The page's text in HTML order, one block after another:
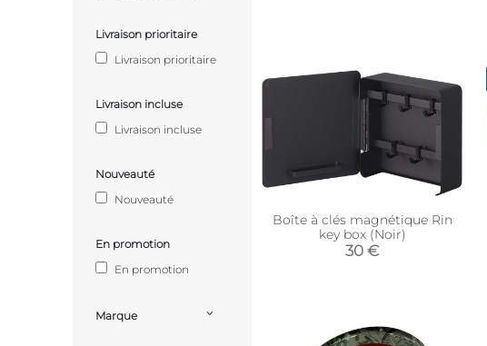
Livraison prioritaire
Livraison prioritaire
Livraison incluse
Livraison incluse
Nouveauté
Nouveauté
En promotion
En promotion
Marque
Boîte à clés magnétique Rin
key box (Noir)
30 €